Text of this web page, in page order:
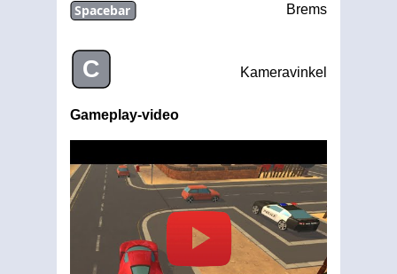
Spacebar Brems
C Kameravinkel
Gameplay-video